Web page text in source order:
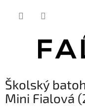
Školský
Mini Fialová